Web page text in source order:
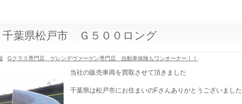
葉県松戸市 Ｇ５００ロング
Gクラス専門店 ゲレンデヴァーゲン専門店 自動車保険もワンオーナー！！
当社の販売車両を買取させて頂きました
千葉県は松戸市にお住まいのFさんありがとうございました